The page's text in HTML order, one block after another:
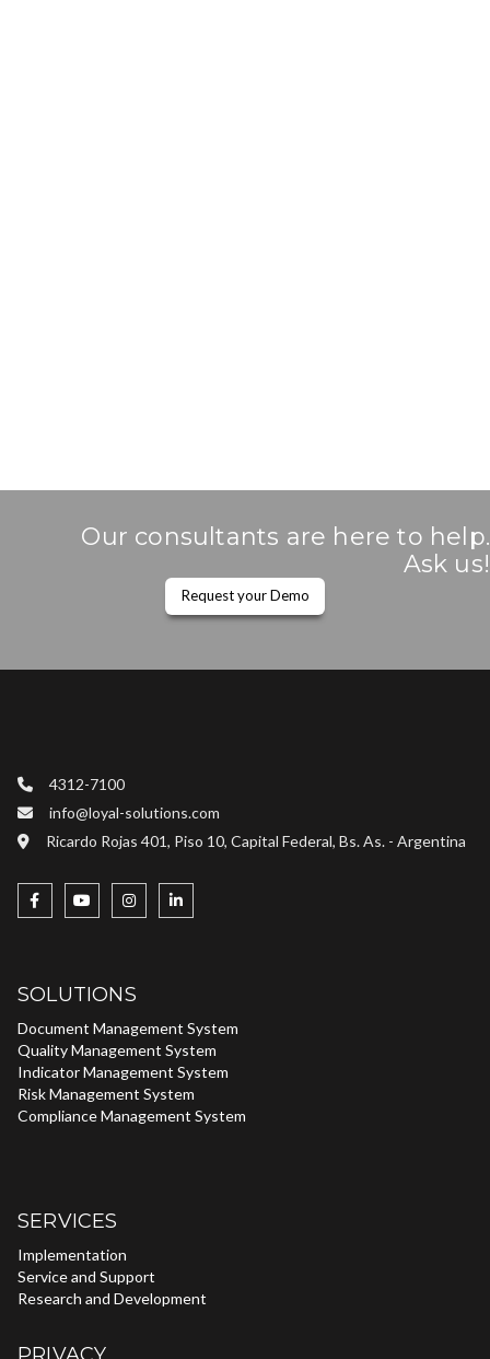
Our consultants are here to help.
Ask us!
Request your Demo
4312-7100
info@loyal-solutions.com
Ricardo Rojas 401, Piso 10, Capital Federal, Bs. As. - Argentina
SOLUTIONS
Document Management System
Quality Management System
Indicator Management System
Risk Management System
Compliance Management System
SERVICES
Implementation
Service and Support
Research and Development